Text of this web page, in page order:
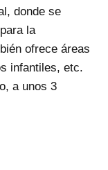
donde se
la
ofrece áreas
infantiles, etc.
a unos 3